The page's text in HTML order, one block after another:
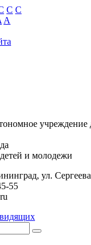
C C
A
учреждение
и молодежи
ул.
55